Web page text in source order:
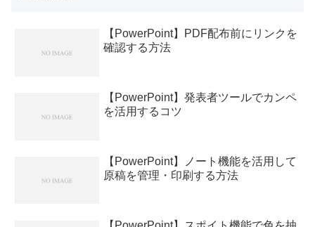
【PowerPoint】PDF配布前にリンクを
確認する方法
【PowerPoint】発表者ツールでカンペ
を活用するコツ
【PowerPoint】ノート機能を活用して
原稿を管理・印刷する方法